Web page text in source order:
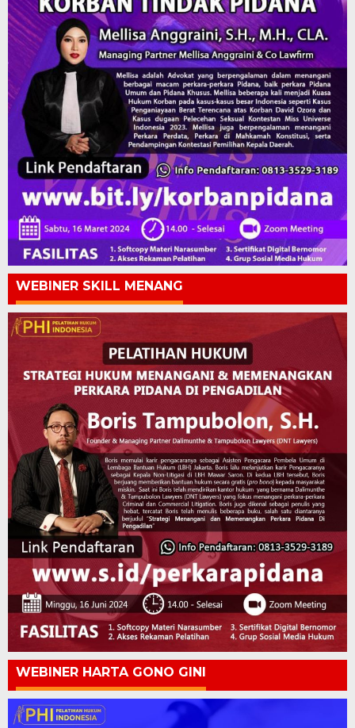
WEBINER SKILL MENANG
WEBINER HARTA GONO GINI